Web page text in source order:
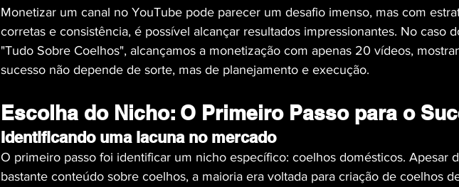
Monetizar um canal no YouTube pode parecer um desafio imenso, mas com
corretas e consistência, é possível alcançar resultados impressionantes. No caso
"Tudo Sobre Coelhos", alcançamos a monetização com apenas 20 vídeos,
sucesso não depende de sorte, mas de planejamento e execução.
Escolha do Nicho: O Primeiro Passo para o
Identificando uma lacuna no mercado
O primeiro passo foi identificar um nicho específico: coelhos domésticos. Apesar
bastante conteúdo sobre coelhos, a maioria era voltada para criação de coelhos